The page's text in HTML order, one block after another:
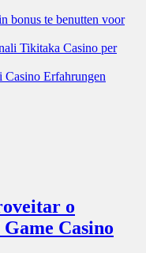
bonus te benutten voor
Tikitaka Casino per
Erfahrungen
o
Casino